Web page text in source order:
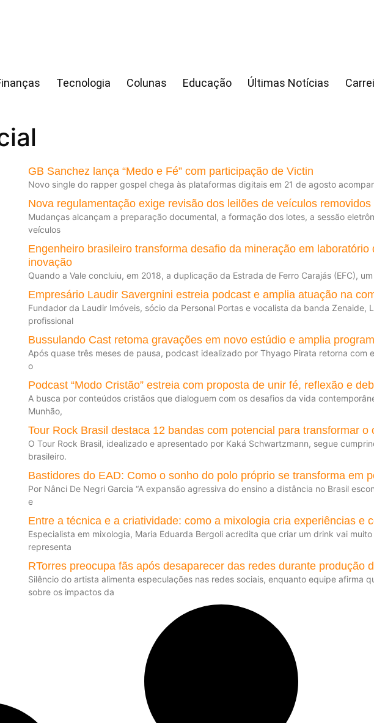
Tecnologia Colunas Educação Últimas Notícias
GB Sanchez lança “Medo e Fé” com participação de Victin
Novo single do rapper gospel chega às plataformas digitais em 21 de agosto
Nova regulamentação exige revisão dos leilões de veículos removidos
Mudanças alcançam a preparação documental, a formação dos lotes, a sessão
veículos
Engenheiro brasileiro transforma desafio da mineração em
inovação
Quando a Vale concluiu, em 2018, a duplicação da Estrada de Ferro Carajás (EFC),
Empresário Laudir Savergnini estreia podcast e amplia atuação na
Fundador da Laudir Imóveis, sócio da Personal Portas e vocalista da banda Zenaide,
profissional
Bussulando Cast retoma gravações em novo estúdio e amplia
Após quase três meses de pausa, podcast idealizado por Thyago Pirata retorna
o
Podcast “Modo Cristão” estreia com proposta de unir fé, reflexão e
A busca por conteúdos cristãos que dialoguem com os desafios da vida
Munhão,
Tour Rock Brasil destaca 12 bandas com potencial para transformar
O Tour Rock Brasil, idealizado e apresentado por Kaká Schwartzmann, segue
brasileiro.
Bastidores do EAD: Como o sonho do polo próprio se transforma em
Por Nânci De Negri Garcia “A expansão agressiva do ensino a distância no Brasil
e
Entre a técnica e a criatividade: como a mixologia cria experiências e
Especialista em mixologia, Maria Eduarda Bergoli acredita que criar um drink vai
representa
RTorres preocupa fãs após desaparecer das redes durante produção
Silêncio do artista alimenta especulações nas redes sociais, enquanto equipe afirma
sobre os impactos da